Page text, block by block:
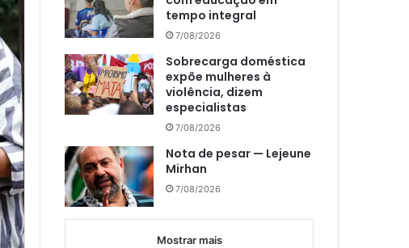
tempo integral
7/08/2026
Sobrecarga doméstica
expõe mulheres à
violência, dizem
especialistas
7/08/2026
Nota de pesar — Lejeune
Mirhan
7/08/2026
Mostrar mais